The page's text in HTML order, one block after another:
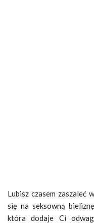
Lubisz czasem zaszaleć
się na seksowną
która dodaje Ci